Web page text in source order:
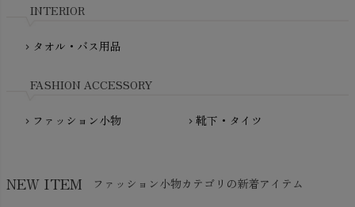
NewNative（ニューネイティブ）
INTERIOR
chevron_right タオル・バス用品
FASHION ACCESSORY
chevron_right ファッション小物 chevron_right 靴下・タイツ
NEW ITEM ファッション小物カテゴリの新着アイテム